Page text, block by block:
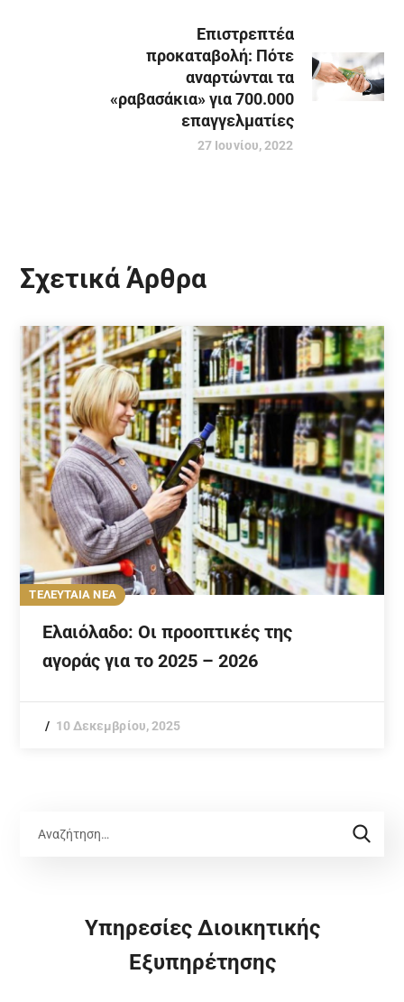
Επιστρεπτέα
προκαταβολή: Πότε
αναρτώνται τα
«ραβασάκια» για 700.000
επαγγελματίες
27 Ιουνίου, 2022
Σχετικά Άρθρα
ΤΕΛΕΥΤΑΙΑ ΝΕΑ
Ελαιόλαδο: Οι προοπτικές της
αγοράς για το 2025 – 2026
10 Δεκεμβρίου, 2025
Υπηρεσίες Διοικητικής
Εξυπηρέτησης